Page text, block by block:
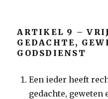
ARTIKEL 9 –
GEDACHTE,
GODSDIENST
Een ieder heeft
gedachte,